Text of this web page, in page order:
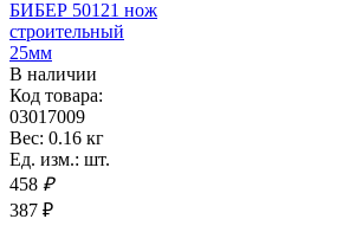
БИБЕР 50121 нож
строительный
25мм
В наличии
Код товара:
03017009
Вес: 0.16 кг
Ед. изм.: шт.
458 ₽
387 ₽